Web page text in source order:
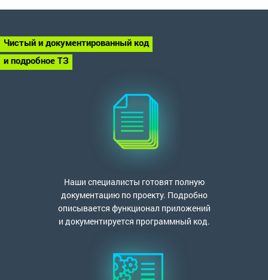
Чистый и документированный код
и подробное ТЗ
Наши специалисты готовят полную
документацию по проекту. Подробно
описывается функционал приложений
и документируется программный код.